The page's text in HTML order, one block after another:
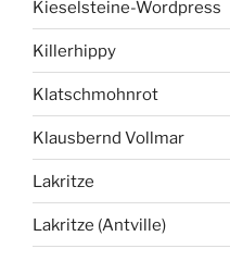
Kieselsteine-Wordpress
Killerhippy
Klatschmohnrot
Klausbernd Vollmar
Lakritze
Lakritze (Antville)